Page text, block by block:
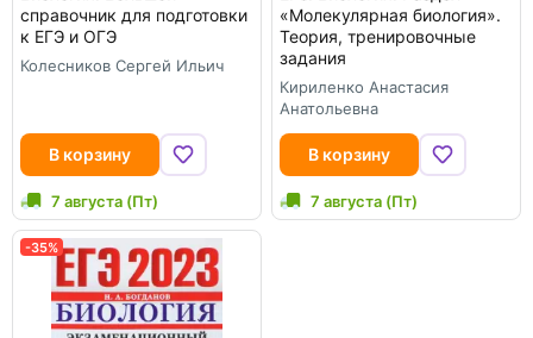
справочник для подготовки
к ЕГЭ и ОГЭ
Колесников Сергей Ильич
В корзину
7 августа (Пт)
«Молекулярная биология».
Теория, тренировочные
задания
Кириленко Анастасия
Анатольевна
В корзину
7 августа (Пт)
-35%